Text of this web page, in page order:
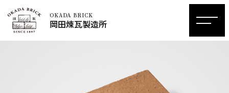
OKADA BRICK
岡田煉瓦製造所